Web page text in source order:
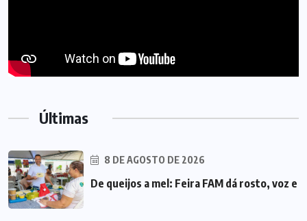
Últimas
8 DE AGOSTO DE 2026
De queijos a mel: Feira FAM dá rosto, voz e